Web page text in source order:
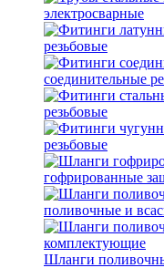
электросварные
резьбовые
соединительные
резьбовые
резьбовые
гофрированные
поливочные и
Шланги